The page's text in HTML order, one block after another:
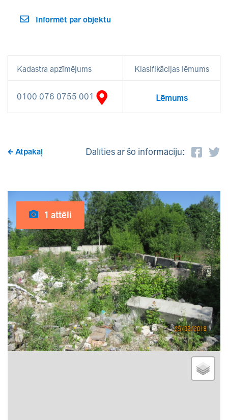
Informēt par objektu
Kadastra apzīmējums Klasifikācijas lēmums
0100 076 0755 001 Lēmums
Atpakaļ Dalīties ar šo informāciju:
1 attēli